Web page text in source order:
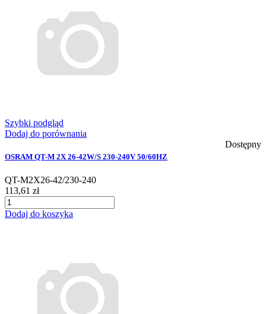
Szybki podgląd
Dodaj do porównania
Dostępny
OSRAM QT-M 2X 26-42W/S 230-240V 50/60HZ
QT-M2X26-42/230-240
113,61 zł
Dodaj do koszyka